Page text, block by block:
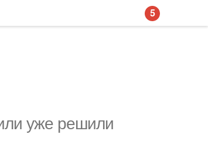
уже решили
5